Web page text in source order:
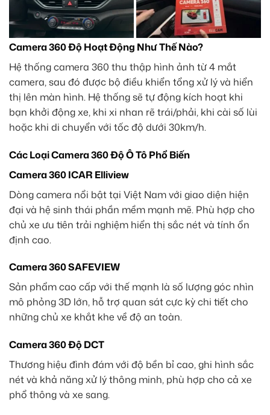
Camera 360 Độ Hoạt Động Như Thế Nào?
Hệ thống camera 360 thu thập hình ảnh từ 4 mắt
camera, sau đó được bộ điều khiển tổng xử lý và hiển
thị lên màn hình. Hệ thống sẽ tự động kích hoạt khi
bạn khởi động xe, khi xi nhan rẽ trái/phải, khi cài số lùi
hoặc khi di chuyển với tốc độ dưới 30km/h.
Các Loại Camera 360 Độ Ô Tô Phổ Biến
Camera 360 ICAR Elliview
Dòng camera nổi bật tại Việt Nam với giao diện hiện
đại và hệ sinh thái phần mềm mạnh mẽ. Phù hợp cho
chủ xe ưu tiên trải nghiệm hiển thị sắc nét và tính ổn
định cao.
Camera 360 SAFEVIEW
Sản phẩm cao cấp với thế mạnh là số lượng góc nhìn
mô phỏng 3D lớn, hỗ trợ quan sát cực kỳ chi tiết cho
những chủ xe khắt khe về độ an toàn.
Camera 360 Độ DCT
Thương hiệu đình đám với độ bền bỉ cao, ghi hình sắc
nét và khả năng xử lý thông minh, phù hợp cho cả xe
phổ thông và xe sang.